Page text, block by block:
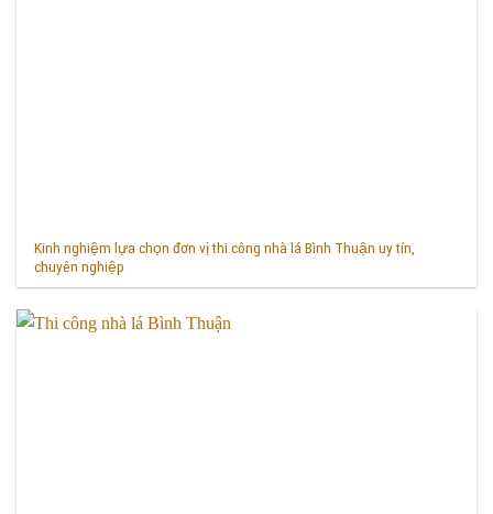
Kinh nghiệm lựa chọn đơn vị thi công nhà lá Bình Thuận uy tín,
chuyên nghiệp